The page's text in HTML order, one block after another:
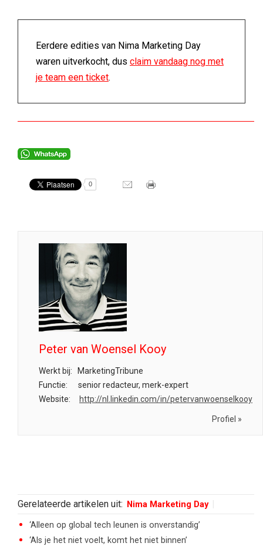
Eerdere edities van Nima Marketing Day
waren uitverkocht, dus claim vandaag nog met
je team een ticket.
0
Peter van Woensel Kooy
Werkt bij:
MarketingTribune
Functie:
senior redacteur, merk-expert
Website:
http://nl.linkedin.com/in/petervanwoenselkooy
Profiel »
Gerelateerde artikelen uit: Nima Marketing Day
‘Alleen op global tech leunen is onverstandig’
‘Als je het niet voelt, komt het niet binnen’